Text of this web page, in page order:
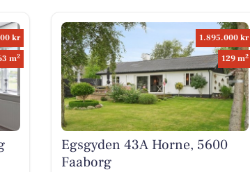
kr
m2
1.895.000 kr
129 m2
Egsgyden 43A Horne, 5600
Faaborg